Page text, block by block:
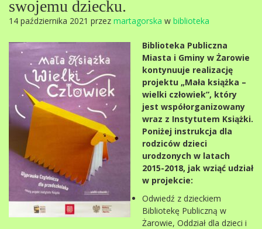
swojemu dziecku.
14 października 2021 przez martagorska w biblioteka
Biblioteka Publiczna
Miasta i Gminy w Żarowie
kontynuuje realizację
projektu „Mała książka –
wielki człowiek”, który
jest współorganizowany
wraz z Instytutem Książki.
Poniżej instrukcja dla
rodziców dzieci
urodzonych w latach
2015-2018, jak wziąć udział
w projekcie:
Odwiedź z dzieckiem
Bibliotekę Publiczną w
Żarowie, Oddział dla dzieci i